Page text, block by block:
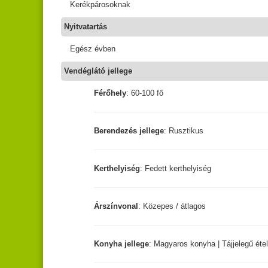
Kerékpárosoknak
Nyitvatartás
Egész évben
Vendéglátó jellege
Férőhely: 60-100 fő
Berendezés jellege: Rusztikus
Kerthelyiség: Fedett kerthelyiség
Árszínvonal : Közepes / átlagos
Konyha jellege: Magyaros konyha | Tájjelegű